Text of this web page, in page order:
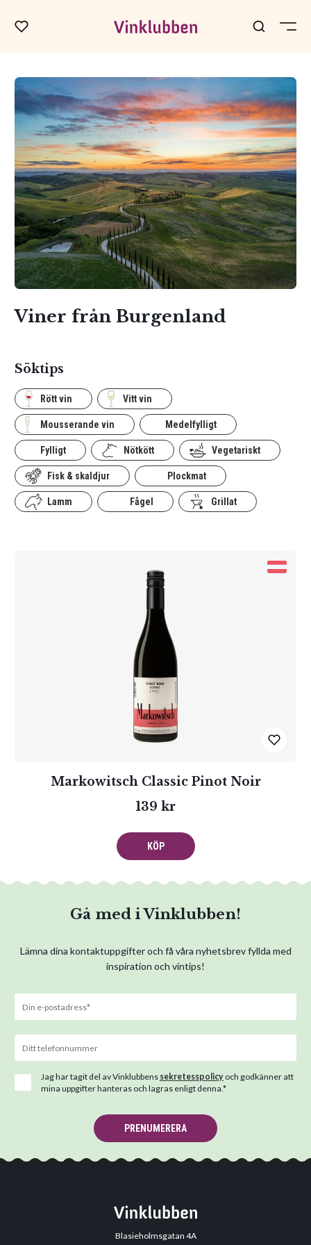
Viner från Burgenland
Söktips
Rött vin Vitt vin
Mousserande vin Medelfylligt
Fylligt Nötkött Vegetariskt
Fisk & skaldjur Plockmat
Lamm Fågel Grillat
Markowitsch Classic Pinot Noir
139 kr
KÖP
Gå med i Vinklubben!
Lämna dina kontaktuppgifter och få våra nyhetsbrev fyllda med
inspiration och vintips!
Jag har tagit del av Vinklubbens sekretesspolicy och godkänner att
mina uppgifter hanteras och lagras enligt denna.*
PRENUMERERA
Blasieholmsgatan 4A